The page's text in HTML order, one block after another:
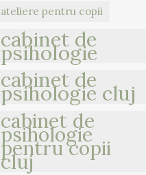
ateliere pentru copii
cabinet de
psihologie
cabinet de
psihologie cluj
cabinet de
psihologie
pentru copii
cluj